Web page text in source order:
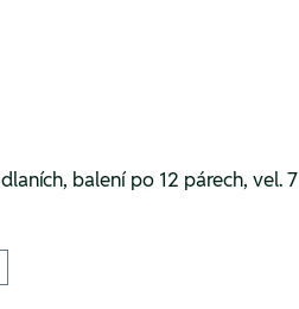
balení po 12 párech, vel. 7